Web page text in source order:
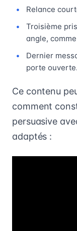
Relance
Troisième
angle,
Dernier
porte ouverte.
Ce contenu
comment
persuasive
adaptés :